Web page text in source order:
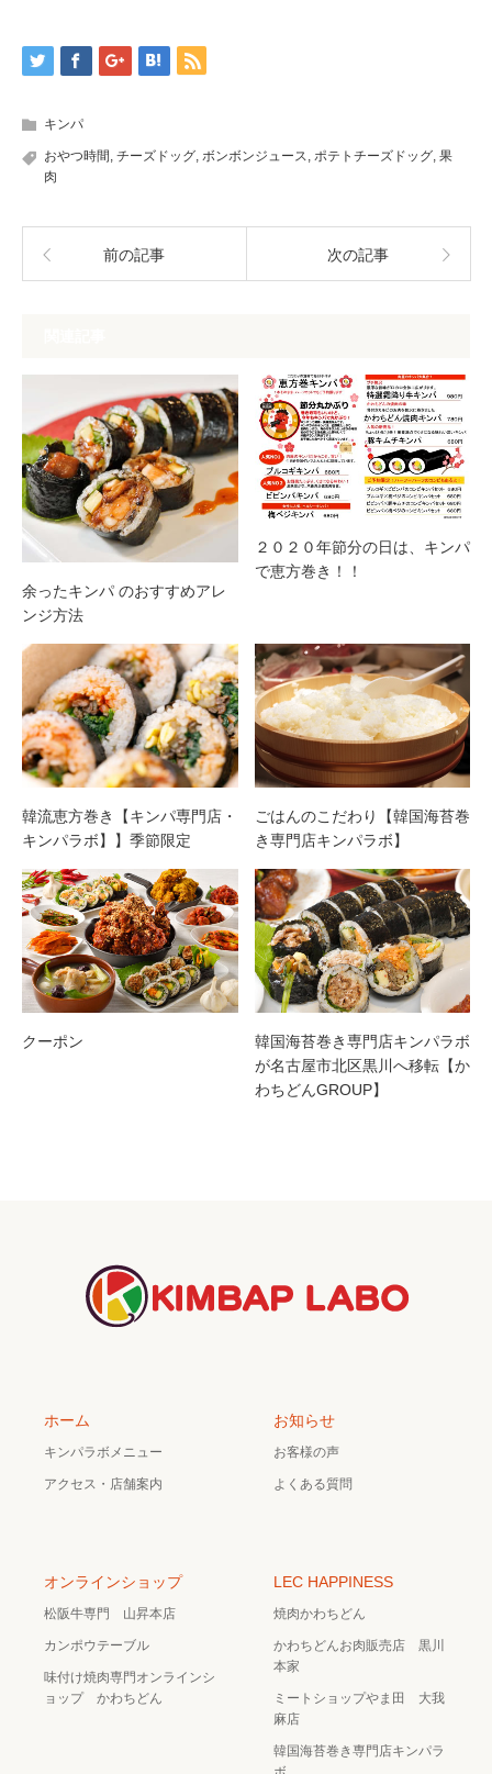
キンパ
おやつ時間 , チーズドッグ, ボンボンジュース, ポテトチーズドッグ, 果
肉
前の記事 次の記事
余ったキンパ のおすすめアレ
ンジ方法
２０２０年節分の日は、キンパ
で恵方巻き！！
韓流恵方巻き【キンパ専門店・
キンパラボ】】季節限定
ごはんのこだわり【韓国海苔巻
き専門店キンパラボ】
クーポン
韓国海苔巻き専門店キンパラボ
が名古屋市北区黒川へ移転【か
わちどんGROUP】
ホーム
キンパラボメニュー
アクセス・店舗案内
お知らせ
お客様の声
よくある質問
オンラインショップ
松阪牛専門 山昇本店
カンポウテーブル
味付け焼肉専門オンラインシ
ョップ かわちどん
LEC HAPPINESS
焼肉かわちどん
かわちどんお肉販売店 黒川
本家
ミートショップやま田 大我
麻店
韓国海苔巻き専門店キンパラ